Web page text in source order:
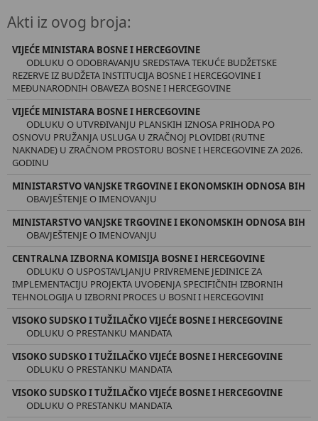
Akti iz ovog broja:
VIJEĆE MINISTARA BOSNE I HERCEGOVINE
ODLUKU O ODOBRAVANJU SREDSTAVA TEKUĆE BUDŽETSKE
REZERVE IZ BUDŽETA INSTITUCIJA BOSNE I HERCEGOVINE I
MEĐUNARODNIH OBAVEZA BOSNE I HERCEGOVINE
VIJEĆE MINISTARA BOSNE I HERCEGOVINE
ODLUKU O UTVRĐIVANJU PLANSKIH IZNOSA PRIHODA PO
OSNOVU PRUŽANJA USLUGA U ZRAČNOJ PLOVIDBI (RUTNE
NAKNADE) U ZRAČNOM PROSTORU BOSNE I HERCEGOVINE ZA 2026.
GODINU
MINISTARSTVO VANJSKE TRGOVINE I EKONOMSKIH ODNOSA BIH
OBAVJEŠTENJE O IMENOVANJU
MINISTARSTVO VANJSKE TRGOVINE I EKONOMSKIH ODNOSA BIH
OBAVJEŠTENJE O IMENOVANJU
CENTRALNA IZBORNA KOMISIJA BOSNE I HERCEGOVINE
ODLUKU O USPOSTAVLJANJU PRIVREMENE JEDINICE ZA
IMPLEMENTACIJU PROJEKTA UVOĐENJA SPECIFIČNIH IZBORNIH
TEHNOLOGIJA U IZBORNI PROCES U BOSNI I HERCEGOVINI
VISOKO SUDSKO I TUŽILAČKO VIJEĆE BOSNE I HERCEGOVINE
ODLUKU O PRESTANKU MANDATA
VISOKO SUDSKO I TUŽILAČKO VIJEĆE BOSNE I HERCEGOVINE
ODLUKU O PRESTANKU MANDATA
VISOKO SUDSKO I TUŽILAČKO VIJEĆE BOSNE I HERCEGOVINE
ODLUKU O PRESTANKU MANDATA